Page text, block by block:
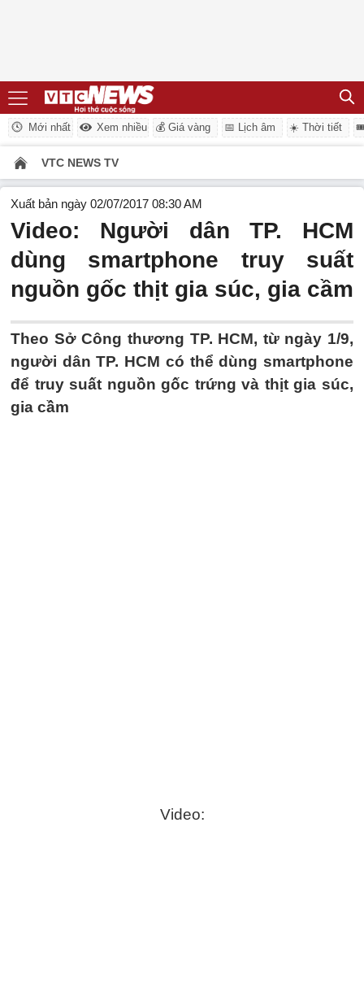
Mới nhất Xem nhiều 💰 Giá vàng 📅 Lịch âm ☀️ Thời tiết
VTC NEWS TV
Xuất bản ngày 02/07/2017 08:30 AM
Video: Người dân TP. HCM
dùng smartphone truy suất
nguồn gốc thịt gia súc, gia cầm
Theo Sở Công thương TP. HCM, từ ngày 1/9,
người dân TP. HCM có thể dùng smartphone
để truy suất nguồn gốc trứng và thịt gia súc,
gia cầm
Video: